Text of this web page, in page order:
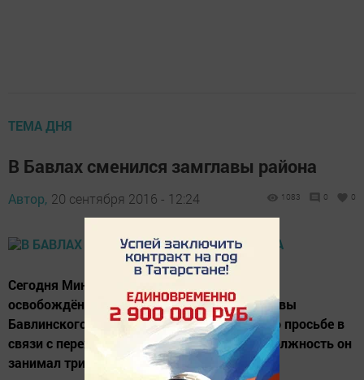
ТЕМА ДНЯ
В Бавлах сменился замглавы района
Автор, 20 сентября 2016 - 12:24 1083 0 0
Сегодня Миннифоат Хасиятуллин досрочно
освобождён от должности заместителя главы
Бавлинского муниципального района по его просьбе в
связи с переходом на другую работу. Эту должность он
занимал тринадцать лет.